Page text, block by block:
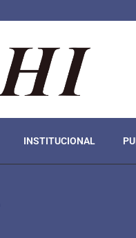
INSTITUCIONAL